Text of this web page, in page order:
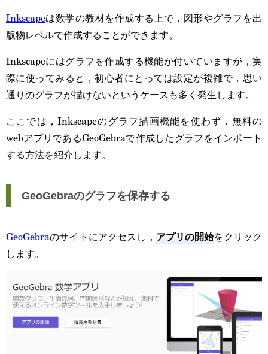
Inkscapeは数学の教材を作成する上で，図形やグラフを出
版物レベルで作成することができます。
Inkscapeにはグラフを作成する機能が付いていますが，実
際に使ってみると，初心者にとっては設定が複雑で，思い
通りのグラフが描けないというケースも多く発生します。
ここでは，Inkscapeのグラフ描画機能を使わず，無料の
webアプリであるGeoGebraで作成したグラフをインポート
する方法を紹介します。
GeoGebraのグラフを保存する
GeoGebraのサイトにアクセスし， アプリの開始をクリック
します。